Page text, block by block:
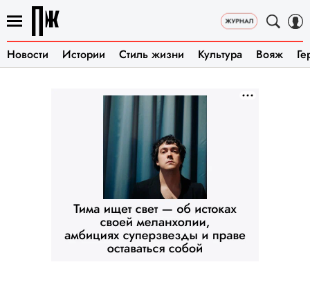
Новости Истории Стиль жизни Культура Вояж